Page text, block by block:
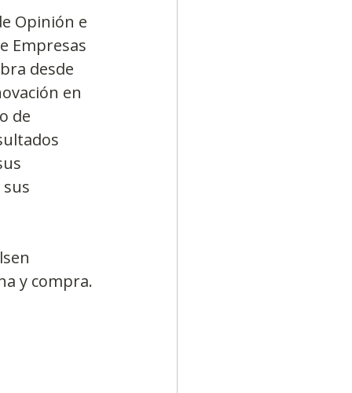
Opinión e
Empresas
desde
en
de
y compra.